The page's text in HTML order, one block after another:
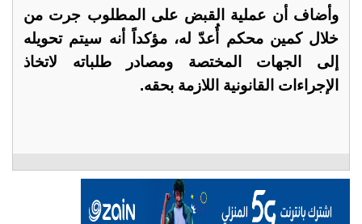
وأضاف أن عملية القبض على المطلوب جرت من
خلال كمين محكم أُعدّ له، مؤكداً أنه سيتم تحويله
إلى الجهات المختصة ومصادر طلباته لاتخاذ
الإجراءات القانونية اللازمة بحقه.